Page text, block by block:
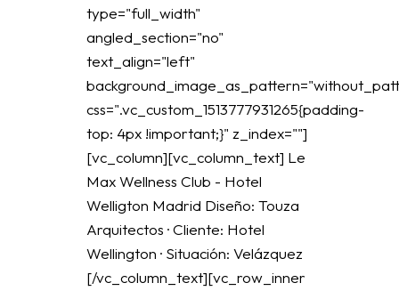
type="full_width"
angled_section="no"
text_align="left"
css=".vc_custom_1513777931265{padding-
top: 4px !important;}" z_index=""]
[vc_column][vc_column_text] Le
Max Wellness Club - Hotel
Welligton Madrid Diseño: Touza
Arquitectos · Cliente: Hotel
Wellington · Situación: Velázquez
[/vc_column_text][vc_row_inner